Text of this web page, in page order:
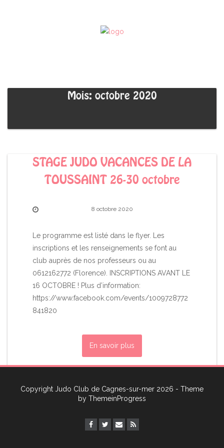
Mois: octobre 2020
STAGE JUDO VACANCES DE LA
TOUSSAINT 26-30 octobre
8 octobre 2020
Le programme est listé dans le flyer. Les
inscriptions et les renseignements se font au
club auprès de nos professeurs ou au
0612162772 (Florence). INSCRIPTIONS AVANT LE
16 OCTOBRE ! Plus d’information:
https://www.facebook.com/events/1009728772
841820
En savoir plus
Copyright Judo Club de Cagnes-sur-mer 2026 - Theme
by ThemeinProgress